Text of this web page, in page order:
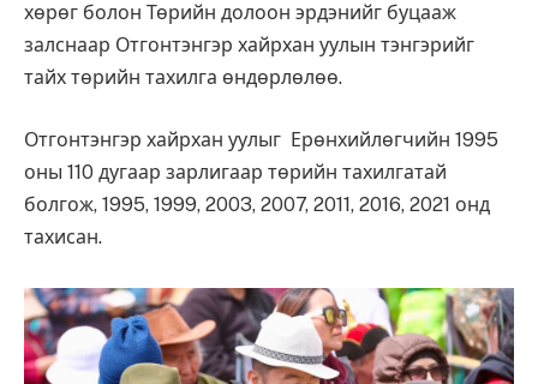
хөрөг болон Төрийн долоон эрдэнийг буцааж
залснаар Отгонтэнгэр хайрхан уулын тэнгэрийг
тайх төрийн тахилга өндөрлөлөө.
Отгонтэнгэр хайрхан уулыг Ерөнхийлөгчийн 1995
оны 110 дугаар зарлигаар төрийн тахилгатай
болгож, 1995, 1999, 2003, 2007, 2011, 2016, 2021 онд
тахисан.